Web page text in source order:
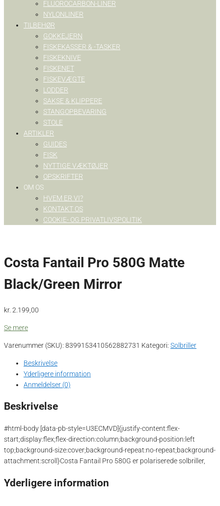
FLUOROCARBON-LINER
NYLONLINER
TILBEHØR
GOKKEJERN
FISKEKASSER & -TASKER
FISKEKNIVE
FISKENET
FISKEVÆGTE
LODDER
SAKSE & KLIPPERE
STANGOPBEVARING
STOLE
ARTIKLER
GUIDES
FISK
NYTTIGE VÆKTØJER
OPSKRIFTER
OM OS
HVEM ER VI?
KONTAKT OS
COOKIE- OG PRIVATLIVSPOLITIK
Costa Fantail Pro 580G Matte
Black/Green Mirror
kr. 2.199,00
Se mere
Varenummer (SKU): 8399153410562882731 Kategori: Solbriller
Beskrivelse
Yderligere information
Anmeldelser (0)
Beskrivelse
#html-body [data-pb-style=U3ECMVD]{justify-content:flex-
start;display:flex;flex-direction:column;background-position:left
top;background-size:cover;background-repeat:no-repeat;background-
attachment:scroll}Costa Fantail Pro 580G er polariserede solbriller,
Yderligere information